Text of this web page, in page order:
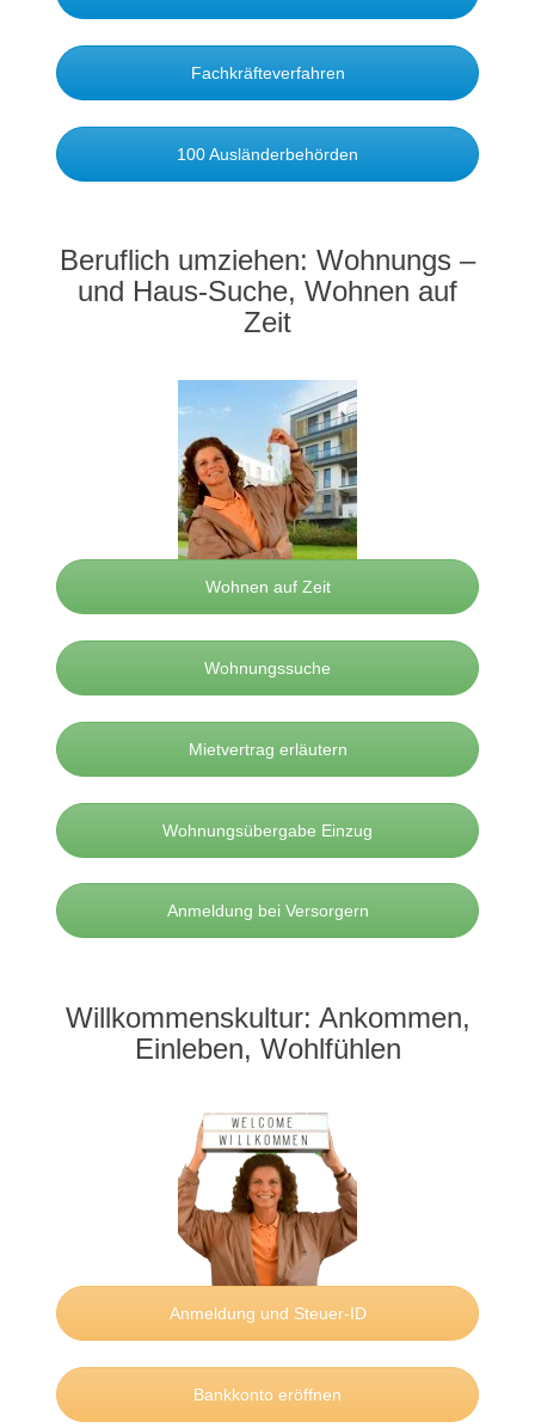
Fachkräfteverfahren
100 Ausländerbehörden
Beruflich umziehen: Wohnungs –
und Haus-Suche, Wohnen auf
Zeit
Wohnen auf Zeit
Wohnungssuche
Mietvertrag erläutern
Wohnungsübergabe Einzug
Anmeldung bei Versorgern
Willkommenskultur: Ankommen,
Einleben, Wohlfühlen
Anmeldung und Steuer-ID
Bankkonto eröffnen